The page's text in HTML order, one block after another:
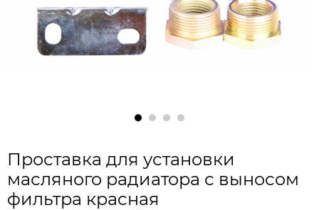
Проставка для установки
масляного радиатора с выносом
фильтра красная